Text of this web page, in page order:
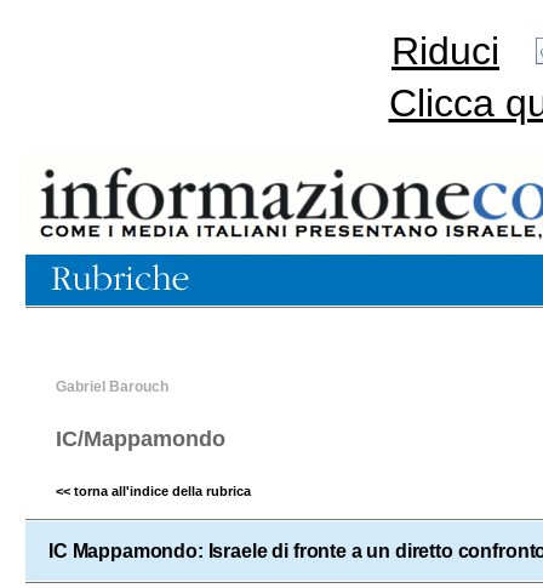
Riduci
Clicca
Gabriel Barouch
IC/Mappamondo
<< torna all'indice della rubrica
IC Mappamondo: Israele di fronte a un diretto